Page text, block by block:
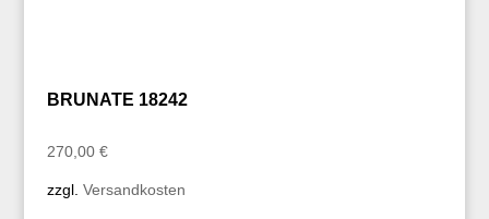
BRUNATE 18242
270,00 €
zzgl. Versandkosten